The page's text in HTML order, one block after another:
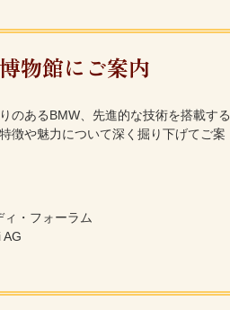
物館にご案内
のあるBMW、先進的な技術を搭載する
徴や魅力について深く掘り下げてご案
ィ・フォーラム
AG